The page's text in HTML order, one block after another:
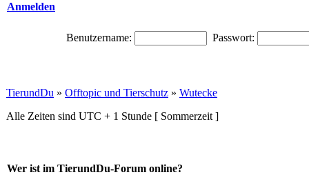
Anmelden
Benutzername: Passwort:
TierundDu » Offtopic und Tierschutz » Wutecke
Alle Zeiten sind UTC + 1 Stunde [ Sommerzeit ]
Wer ist im TierundDu-Forum online?